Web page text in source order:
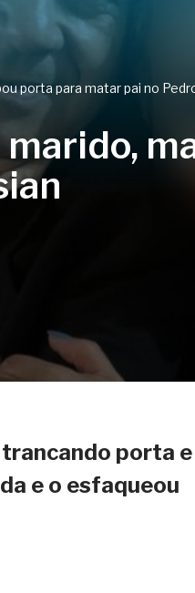
porta para matar pai no
porta e
e o esfaqueou